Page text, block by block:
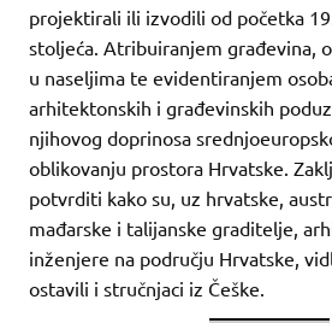
projektirali ili izvodili od početka
stoljeća. Atribuiranjem građevina,
u naseljima te evidentiranjem
arhitektonskih i građevinskih
njihovog doprinosa
oblikovanju prostora Hrvatske.
potvrditi kako su, uz hrvatske,
mađarske i talijanske graditelje,
inženjere na području Hrvatske,
ostavili i stručnjaci iz Češke.